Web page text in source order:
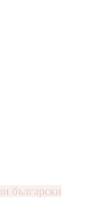
български